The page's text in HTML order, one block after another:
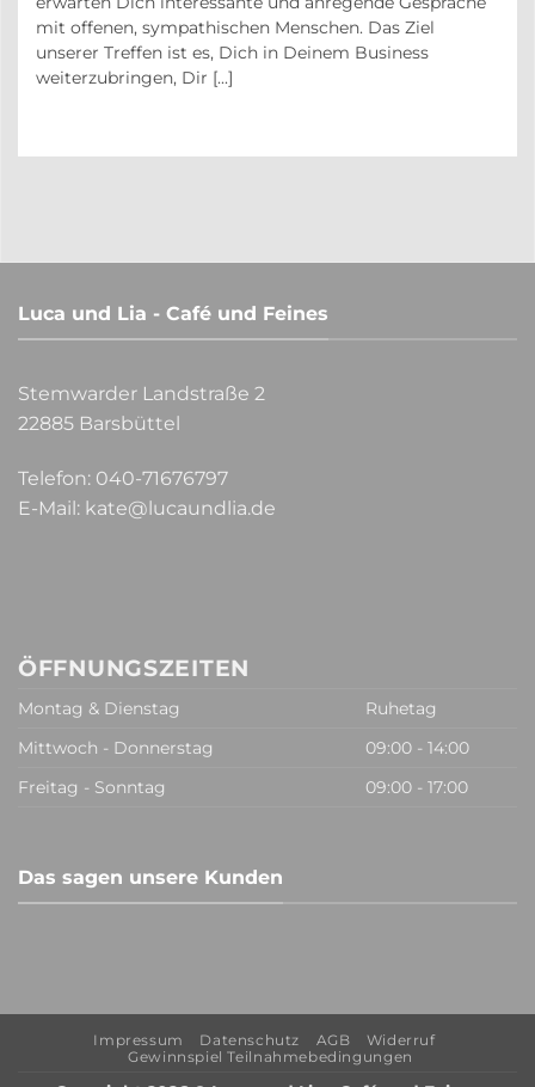
mit offenen, sympathischen Menschen. Das Ziel
unserer Treffen ist es, Dich in Deinem Business
weiterzubringen, Dir [...]
Luca und Lia - Café und Feines
Stemwarder Landstraße 2
22885 Barsbüttel
Telefon: 040-71676797
E-Mail: kate@lucaundlia.de
ÖFFNUNGSZEITEN
Montag & Dienstag
Ruhetag
Mittwoch - Donnerstag
09:00 - 14:00
Freitag - Sonntag
09:00 - 17:00
Das sagen unsere Kunden
Impressum Datenschutz AGB
Widerruf
Gewinnspiel Teilnahmebedingungen